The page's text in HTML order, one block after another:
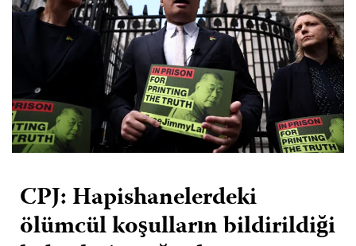
CPJ: Hapishanelerdeki
ölümcül koşulların bildirildiği